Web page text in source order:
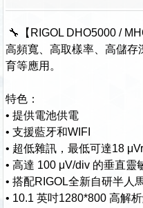
🔧【RIGOL DHO5000 /
高頻寬、高取樣率、高儲存
育等應用。
特色：
• 提供電池供電
• 支援藍牙和WIFI
• 超低雜訊，最低可達18
• 高達 100 μV/div 的垂直靈
• 搭配RIGOL全新自研半人
• 10.1 英吋1280*800 高解